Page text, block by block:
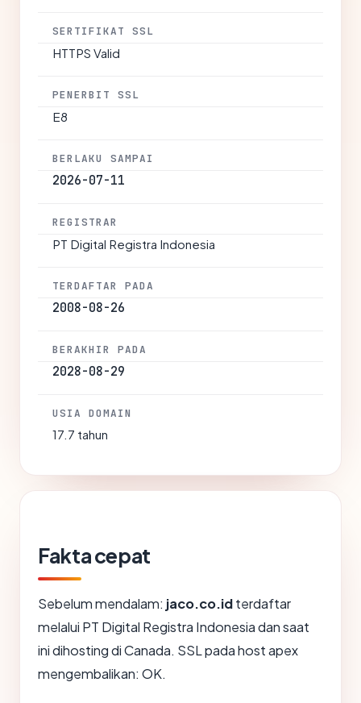
SERTIFIKAT SSL
HTTPS Valid
PENERBIT SSL
E8
BERLAKU SAMPAI
2026-07-11
REGISTRAR
PT Digital Registra Indonesia
TERDAFTAR PADA
2008-08-26
BERAKHIR PADA
2028-08-29
USIA DOMAIN
17.7 tahun
Fakta cepat
Sebelum mendalam: jaco.co.idterdaftar
melalui PT Digital Registra Indonesia dan saat
ini dihosting di Canada. SSL pada host apex
mengembalikan: OK.